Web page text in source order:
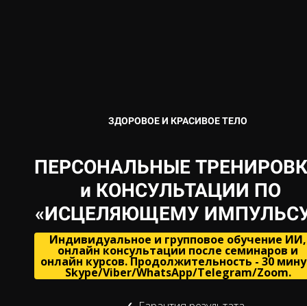
ЗДОРОВОЕ И КРАСИВОЕ ТЕЛО
ПЕРСОНАЛЬНЫЕ
и КОНСУЛЬТАЦИИ ПО
«ИСЦЕЛЯЮЩЕМУ
Индивидуальное и групповое обучение ИИ,
онлайн консультации после семинаров и
онлайн курсов. Продолжительность - 30
Skype/Viber/WhatsApp/Telegram/Zoom.